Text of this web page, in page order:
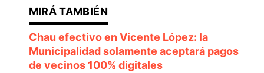
Chau efectivo en Vicente López: la
Municipalidad solamente aceptará pagos
de vecinos 100% digitales